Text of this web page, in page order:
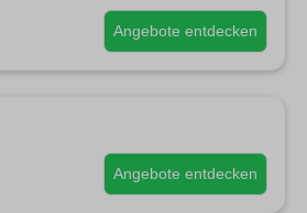
Angebote entdecken
Angebote entdecken